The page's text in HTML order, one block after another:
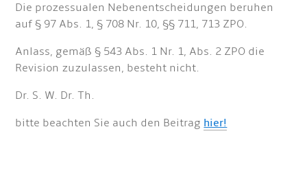
Die prozessualen Nebenentscheidungen beruhen
auf § 97 Abs. 1, § 708 Nr. 10, §§ 711, 713 ZPO.
Anlass, gemäß § 543 Abs. 1 Nr. 1, Abs. 2 ZPO die
Revision zuzulassen, besteht nicht.
Dr. S. W. Dr. Th.
bitte beachten Sie auch den Beitrag hier!